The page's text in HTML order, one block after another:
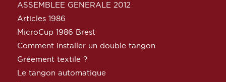
ASSEMBLEE GENERALE 2012
Articles 1986
MicroCup 1986 Brest
Comment installer un double tangon
Gréement textile ?
Le tangon automatique